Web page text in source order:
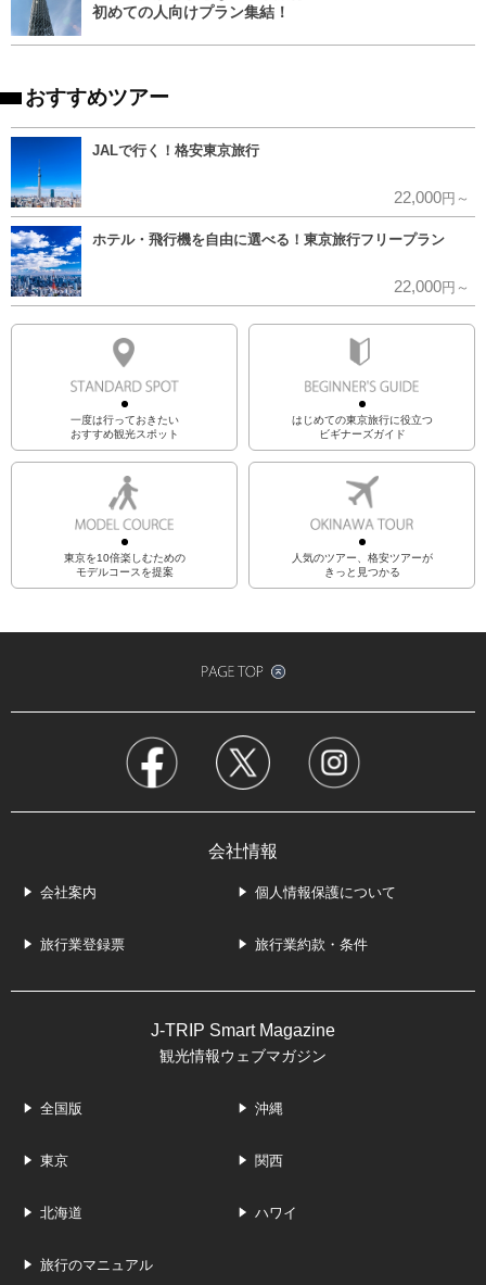
初めての人向けプラン集結！
おすすめツアー
JALで行く！格安東京旅行
22,000円～
ホテル・飛行機を自由に選べる！東京旅行フリープラン
22,000円～
一度は行っておきたい
おすすめ観光スポット
はじめての東京旅行に役立つ
ビギナーズガイド
東京を10倍楽しむための
モデルコースを提案
人気のツアー、格安ツアーが
きっと見つかる
会社情報
会社案内 個人情報保護について
旅行業登録票 旅行業約款・条件
J-TRIP Smart Magazine
観光情報ウェブマガジン
全国版 沖縄
東京 関西
北海道 ハワイ
旅行のマニュアル